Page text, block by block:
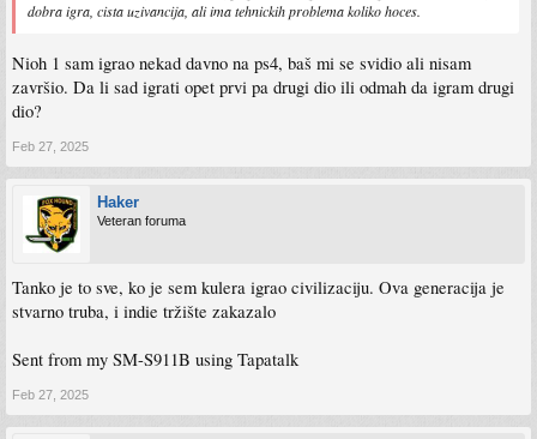
dobra igra, cista uzivancija, ali ima tehnickih problema koliko hoces.
Nioh 1 sam igrao nekad davno na ps4, baš mi se svidio ali nisam
završio. Da li sad igrati opet prvi pa drugi dio ili odmah da igram drugi
dio?
Feb 27, 2025
Haker
Veteran foruma
Tanko je to sve, ko je sem kulera igrao civilizaciju. Ova generacija je
stvarno truba, i indie tržište zakazalo
Sent from my SM-S911B using Tapatalk
Feb 27, 2025